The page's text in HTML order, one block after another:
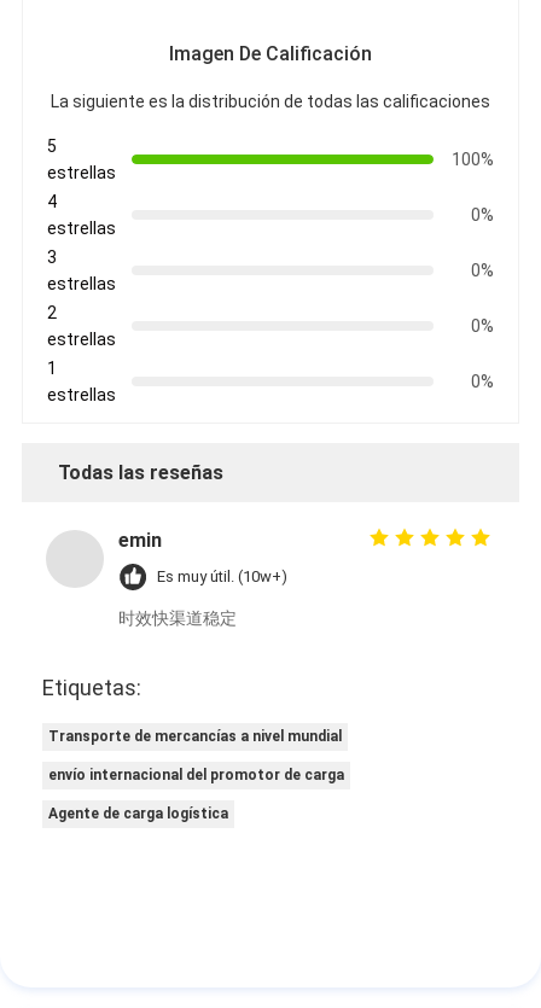
Imagen De Calificación
La siguiente es la distribución de todas las calificaciones
5
estrellas
100%
4
estrellas
0%
3
estrellas
0%
2
estrellas
0%
1
estrellas
0%
Todas las reseñas
emin
Es muy útil. (10w+)
时效快渠道稳定
Etiquetas:
Transporte de mercancías a nivel mundial
envío internacional del promotor de carga
Agente de carga logística